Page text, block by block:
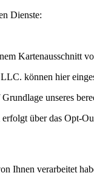
Dienste:
Kartenausschnitt
können hier
unseres
über das Opt-
Ihnen verarbeitet